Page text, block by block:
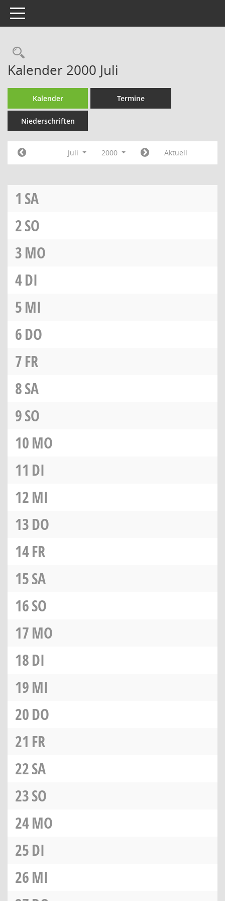
Toggle navigation
Rechercheauswahl
Kalender 2000 Juli
Kalender Termine
Niederschriften
Juli 2000 Aktuell
1 SA
2SO
3MO
4DI
5MI
6DO
7FR
8SA
9SO
10MO
11 DI
12MI
13DO
14FR
15SA
16SO
17MO
18DI
19MI
20DO
21 FR
22SA
23SO
24MO
25DI
26MI